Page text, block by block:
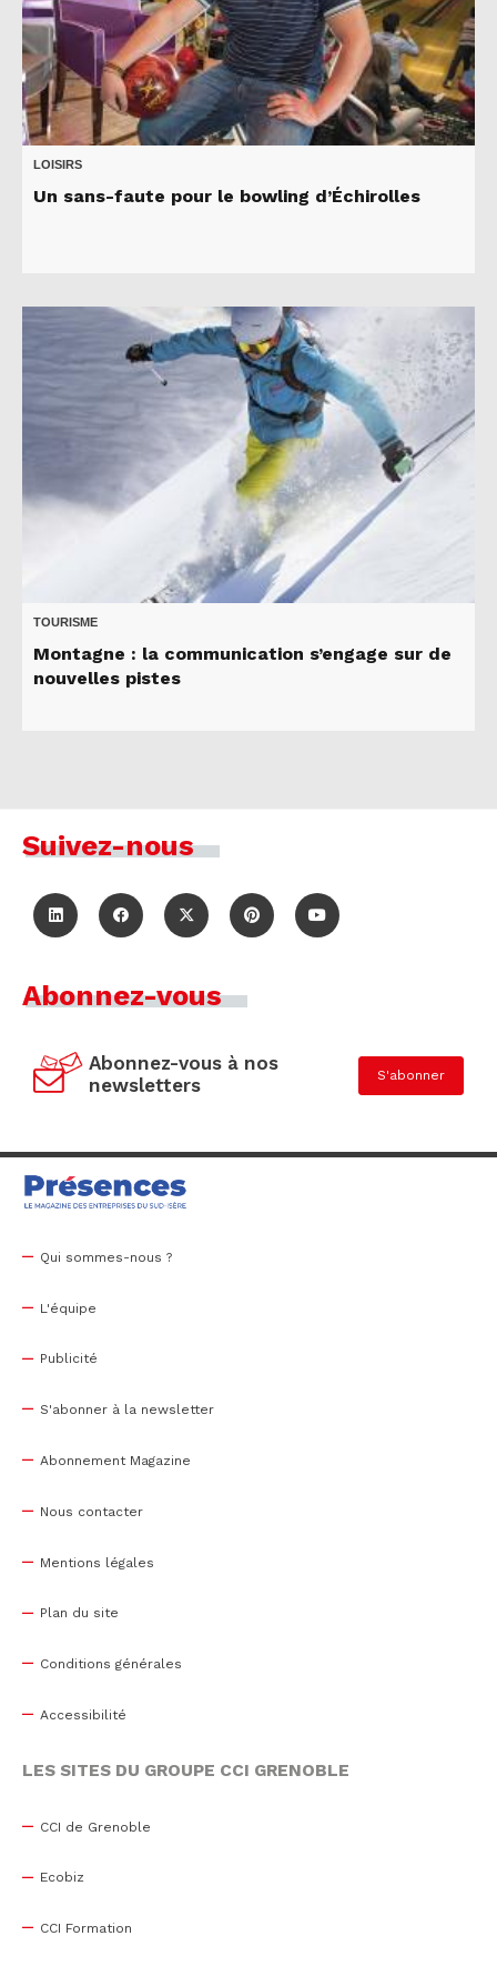
LOISIRS
Un sans-faute pour le bowling d’Échirolles
TOURISME
Montagne : la communication s’engage sur de
nouvelles pistes
Suivez-nous
Abonnez-vous
Abonnez-vous à nos
newsletters
S'abonner
Qui sommes-nous ?
L'équipe
Publicité
S'abonner à la newsletter
Abonnement Magazine
Nous contacter
Mentions légales
Plan du site
Conditions générales
Accessibilité
LES SITES DU GROUPE CCI GRENOBLE
CCI de Grenoble
Ecobiz
CCI Formation